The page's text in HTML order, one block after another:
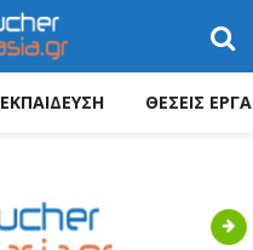
ΕΚΠΑΙΔΕΥΣΗ ΘΕΣΕΙΣ